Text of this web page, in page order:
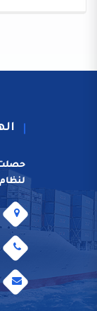
حصلت
لنظام